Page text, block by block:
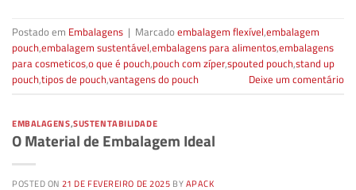
Postado em Embalagens | Marcadoembalagem flexível,embalagem
pouch,embalagem sustentável,embalagens para alimentos,embalagens
para cosmeticos,o que é pouch,pouch com zíper,spouted pouch,stand up
pouch,tipos de pouch,vantagens do pouch Deixe um comentário
EMBALAGENS,SUSTENTABILIDADE
O Material de Embalagem Ideal
POSTED ON 21 DE FEVEREIRO DE 2025 BYAPACK